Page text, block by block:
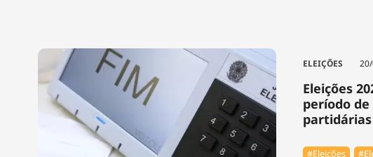
ELEIÇÕES
Eleições
período
partidárias
#Eleições